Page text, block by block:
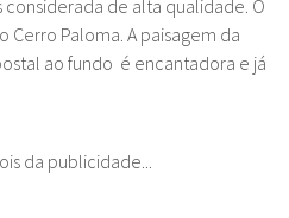
de alta qualidade. O
Paloma. A paisagem da
ao fundo é encantadora e já
da publicidade...